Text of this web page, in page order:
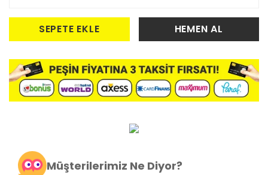
SEPETE EKLE HEMEN AL
Müşterilerimiz Ne Diyor?